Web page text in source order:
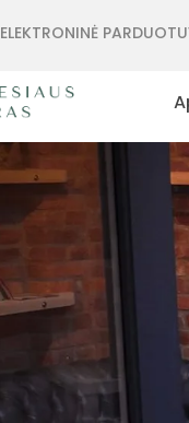
ELEKTRONINĖ